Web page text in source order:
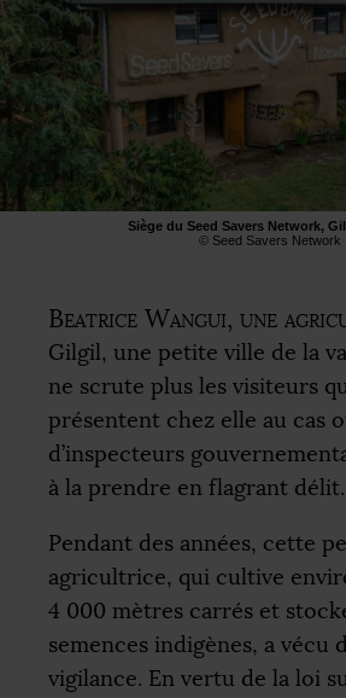
Siège du Seed Savers Network,
© Seed Savers Network
Beatrice Wangui, une
Gilgil, une petite ville de la
ne scrute plus les visiteurs
présentent chez elle au cas
d’inspecteurs
à la prendre en flagrant délit.
Pendant des années, cette
agricultrice, qui cultive
4 000 mètres carrés et
semences indigènes, a vécu
vigilance. En vertu de la loi